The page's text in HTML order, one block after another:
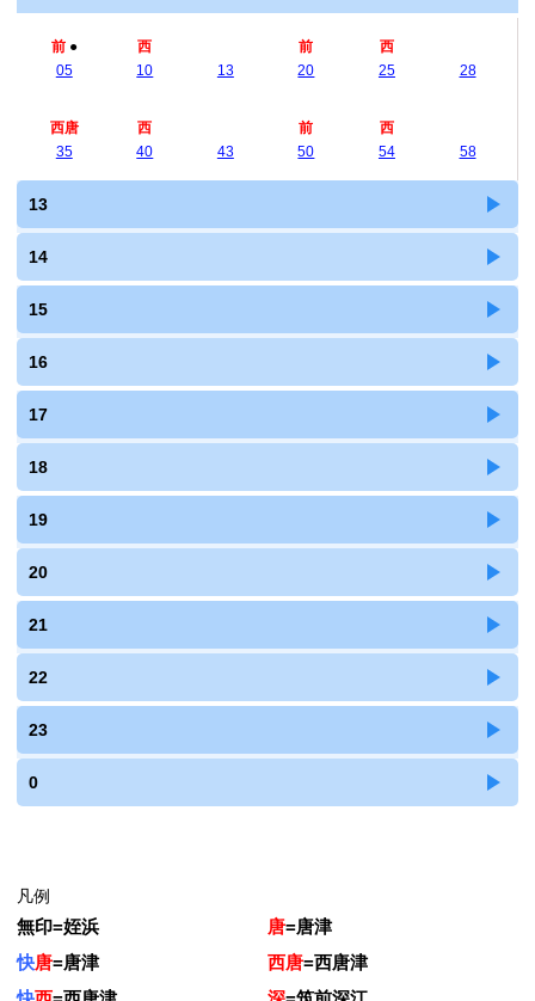
前 ●
05
西
10
13
前
20
西
25
28
西唐
35
西
40
43
前
50
西
54
58
13
14
15
16
17
18
19
20
21
22
23
0
凡例
無印=姪浜 唐=唐津
快唐=唐津 西唐=西唐津